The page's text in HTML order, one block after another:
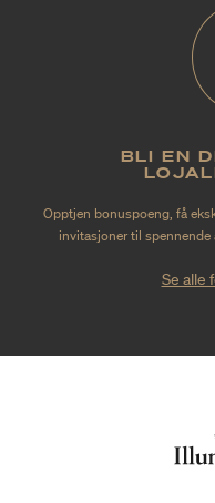
BLI EN
Opptjen bonuspoeng, få
invitasjoner til
Se alle